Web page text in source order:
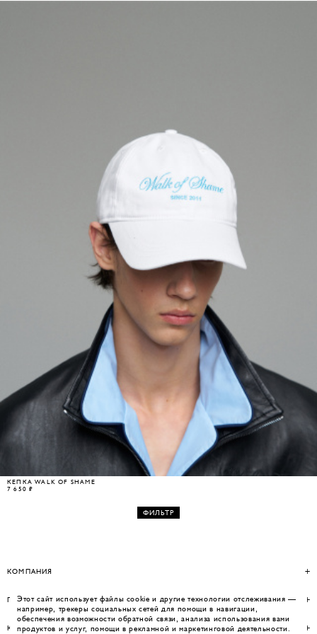
КЕПКА WALK OF SHAME
7 650 ₽
ФИЛЬТР
КОМПАНИЯ
ПОМОЩЬ
КОНТАКТЫ
Этот сайт использует файлы cookie и другие технологии отслеживания —
например, трекеры социальных сетей для помощи в навигации,
обеспечения возможности обратной связи, анализа использования вами
продуктов и услуг, помощи в рекламной и маркетинговой деятельности.